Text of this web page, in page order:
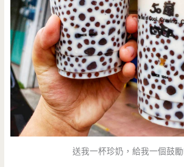
送我一杯珍奶，給我一個鼓勵